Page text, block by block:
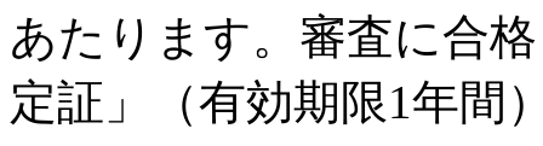
あたります。審査に合
定証」（有効期限1年間